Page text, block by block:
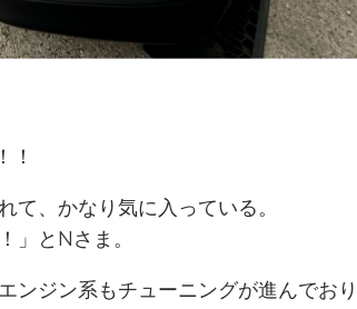
！
て、かなり気に入っている。
」とNさま。
ンジン系もチューニングが進んでおり